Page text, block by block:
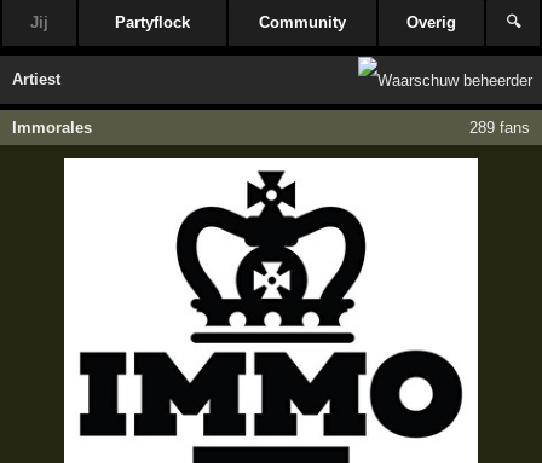
Jij Partyflock Community Overig 🔍
Artiest
Immorales 289 fans